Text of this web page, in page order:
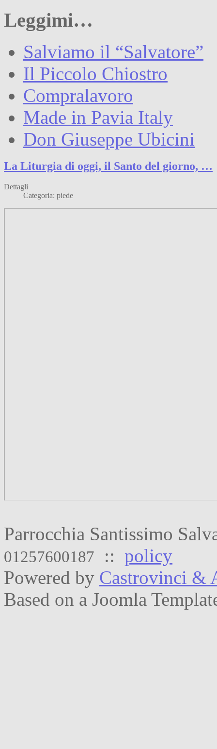
Leggimi…
Salviamo il “Salvatore”
Il Piccolo Chiostro
Compralavoro
Made in Pavia Italy
Don Giuseppe Ubicini
La Liturgia di oggi, il Santo del giorno, …
Dettagli
Categoria: piede
Parrocchia Santissimo
01257600187 :: policy
Powered by Castrovinci &
Based on a Joomla